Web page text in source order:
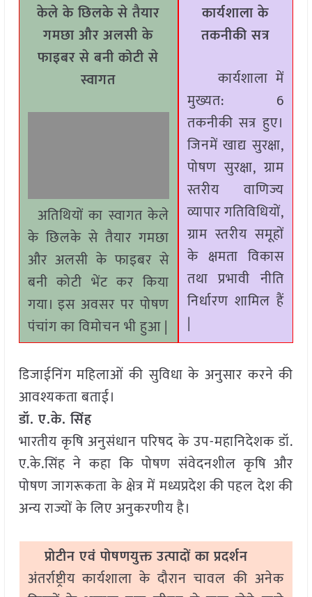
केले के छिलके से तैयार
गमछा और अलसी के
फाइबर से बनी कोटी से
स्वागत
अतिथियों का स्वागत केले
के छिलके से तैयार गमछा
और अलसी के फाइबर से
बनी कोटी भेंट कर किया
गया। इस अवसर पर पोषण
पंचांग का विमोचन भी हुआ |
कार्यशाला के
तकनीकी सत्र
कार्यशाला में
मुख्यत: 6
तकनीकी सत्र हुए।
जिनमें खाद्य सुरक्षा,
पोषण सुरक्षा, ग्राम
स्तरीय वाणिज्य
व्यापार गतिविधियों,
ग्राम स्तरीय समूहों
के क्षमता विकास
तथा प्रभावी नीति
निर्धारण शामिल हैं
|
डिजाईनिंग महिलाओं की सुविधा के अनुसार करने की
आवश्यकता बताई।
डॉ. ए.के. सिंह
भारतीय कृषि अनुसंधान परिषद के उप-महानिदेशक डॉ.
ए.के.सिंह ने कहा कि पोषण संवेदनशील कृषि और
पोषण जागरूकता के क्षेत्र में मध्यप्रदेश की पहल देश की
अन्य राज्यों के लिए अनुकरणीय है।
प्रोटीन एवं पोषणयुक्त उत्पादों का प्रदर्शन
अंतर्राष्ट्रीय कार्यशाला के दौरान चावल की अनेक